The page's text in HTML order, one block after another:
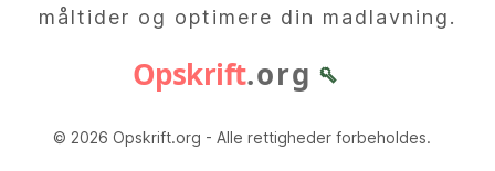
måltider og optimere din madlavning.
Opskrift.org 🥄
© 2026 Opskrift.org - Alle rettigheder forbeholdes.